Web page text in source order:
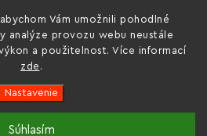
Vám umožnili pohodlné
analýze provozu webu neustále
a použitelnost. Více informací
zde .
Nastavenie
Súhlasím
PLATBY